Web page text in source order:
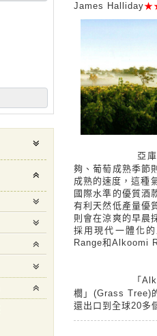
James Halliday
亞
夠、葡萄成熟季節
成熟的速度，這種
國際水準的優質酒
有利天然低產量優
則會在涼爽的早晨
採用現代一體化
Range和Alkoomi
「
櫚」(Grass Tree)
還出口到全球20多